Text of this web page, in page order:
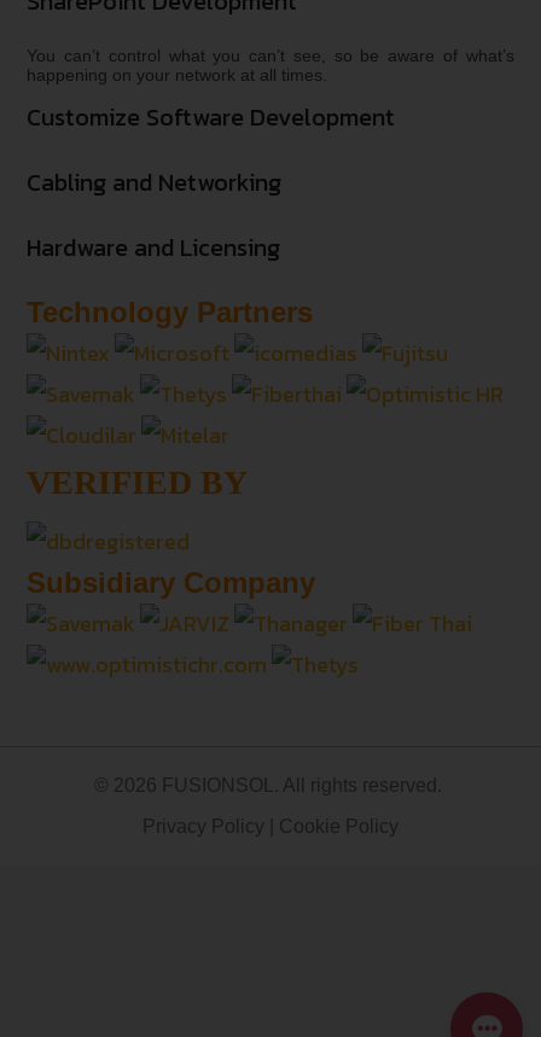
You can’t control what you can’t see, so be aware of what’s
happening on your network at all times.
Customize Software Development
Cabling and Networking
Hardware and Licensing
Technology Partners
VERIFIED BY
Subsidiary Company
© 2026 FUSIONSOL. All rights reserved.
Privacy Policy
Cookie Policy